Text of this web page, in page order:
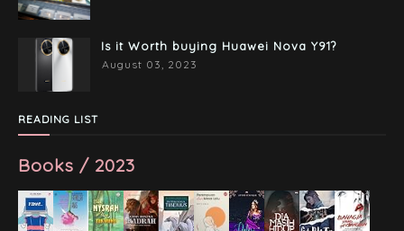
Is it Worth buying Huawei Nova Y91?
August 03, 2023
READING LIST
Books / 2023